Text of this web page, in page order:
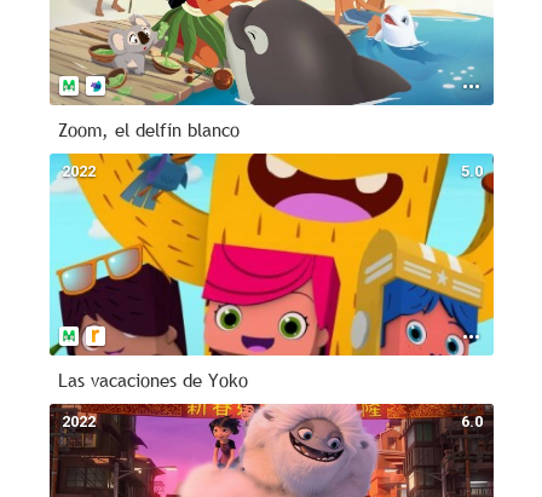
Zoom, el delfín blanco
5.0
2022
Las vacaciones de Yoko
6.0
2022